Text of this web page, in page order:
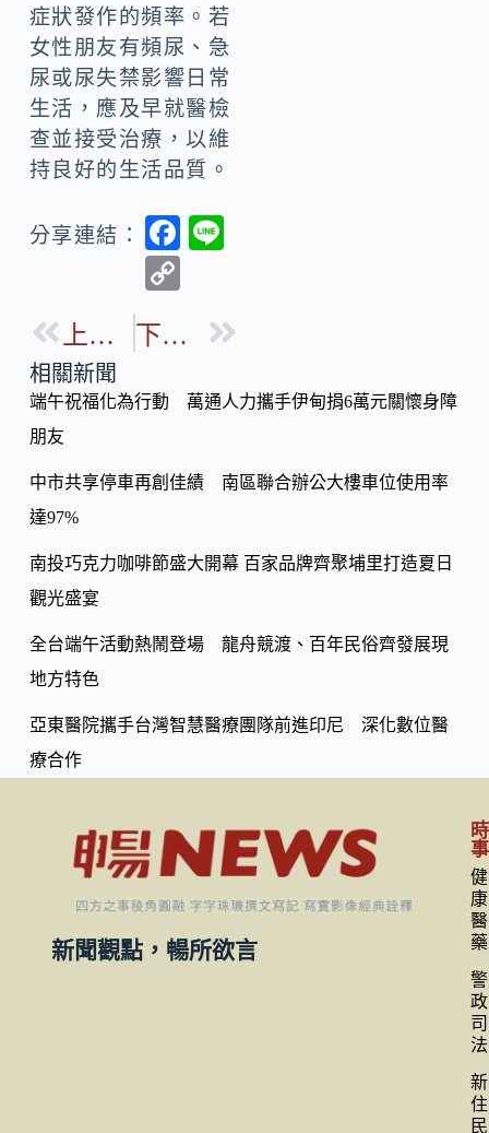
症狀發作的頻率。若
女性朋友有頻尿、急
尿或尿失禁影響日常
生活，應及早就醫檢
查並接受治療，以維
持良好的生活品質。
分享連結：
F
b
o
p
Li
k
上一篇 下一篇
相關新聞
端午祝福化為行動 萬通人力攜手伊甸捐6萬元關懷身障
朋友
中市共享停車再創佳績 南區聯合辦公大樓車位使用率
達97%
南投巧克力咖啡節盛大開幕 百家品牌齊聚埔里打造夏日
觀光盛宴
全台端午活動熱鬧登場 龍舟競渡、百年民俗齊發展現
地方特色
亞東醫院攜手台灣智慧醫療團隊前進印尼 深化數位醫
療合作
新聞觀點，暢所欲言
時
事
健
康
醫
藥
警
政
司
法
新
住
民